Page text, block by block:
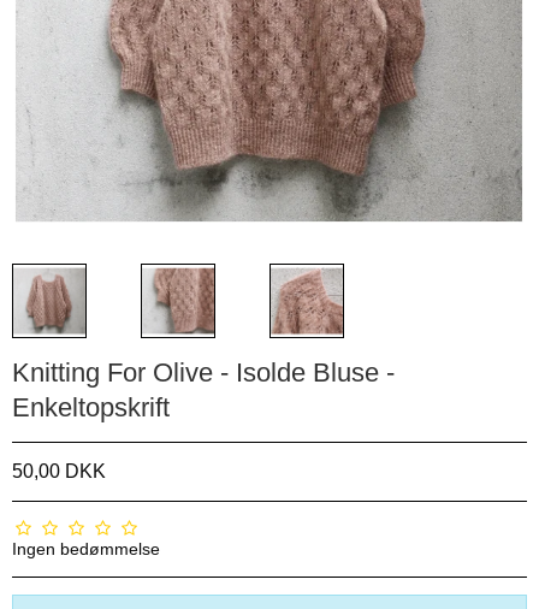
Knitting For Olive - Isolde Bluse -
Enkeltopskrift
50,00 DKK
Ingen bedømmelse